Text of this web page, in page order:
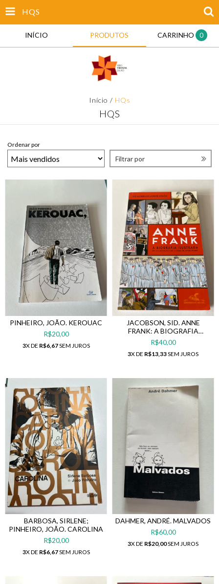
HQS
INÍCIO PRODUTOS CARRINHO 0
Início / HQs
HQS
Ordenar por
Filtrar por
PINHEIRO, JOÃO. KEROUAC
R$20,00
3X DE R$6,67SEM JUROS
JACOBSON, SID. ANNE
FRANK: A BIOGRAFIA
ILUSTRADA
R$40,00
3X DE R$13,33SEM JUROS
BARBOSA, SIRLENE;
PINHEIRO, JOÃO. CAROLINA
R$20,00
3X DE R$6,67SEM JUROS
DAHMER, ANDRÉ. MALVADOS
R$60,00
3X DE R$20,00SEM JUROS